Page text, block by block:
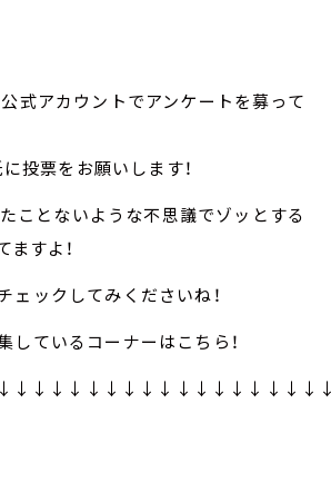
式アカウントでアンケートを募って
投票をお願いします！
ことないような不思議でゾッとする
すよ！
ックしてみくださいね！
ているコーナーはこちら！